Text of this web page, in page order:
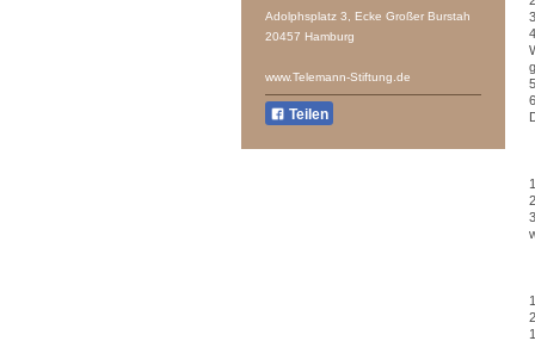
Adolphsplatz 3, Ecke Großer Burstah
20457 Hamburg
www.Telemann-Stiftung.de
Teilen